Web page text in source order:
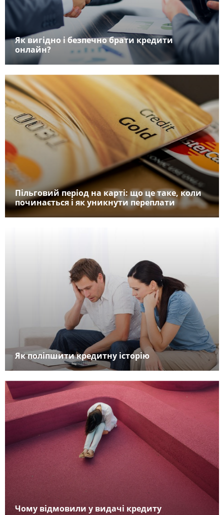
Як вигідно і безпечно брати кредити
онлайн?
Пільговий період на карті: що це таке, коли
починається і як уникнути переплати
Як поліпшити кредитну історію
Чому відмовили у видачі кредиту